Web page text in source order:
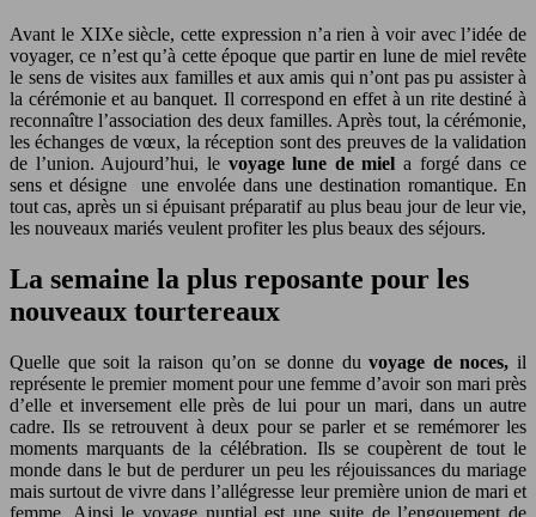
Avant le XIXe siècle, cette expression n’a rien à voir avec l’idée de
voyager, ce n’est qu’à cette époque que partir en lune de miel revête
le sens de visites aux familles et aux amis qui n’ont pas pu assister à
la cérémonie et au banquet. Il correspond en effet à un rite destiné à
reconnaître l’association des deux familles. Après tout, la cérémonie,
les échanges de vœux, la réception sont des preuves de la validation
de l’union. Aujourd’hui, le voyage lune de miel a forgé dans ce
sens et désigne une envolée dans une destination romantique. En
tout cas, après un si épuisant préparatif au plus beau jour de leur vie,
les nouveaux mariés veulent profiter les plus beaux des séjours.
La semaine la plus reposante pour les
nouveaux tourtereaux
Quelle que soit la raison qu’on se donne duvoyage de noces, il
représente le premier moment pour une femme d’avoir son mari près
d’elle et inversement elle près de lui pour un mari, dans un autre
cadre. Ils se retrouvent à deux pour se parler et se remémorer les
moments marquants de la célébration. Ils se coupèrent de tout le
monde dans le but de perdurer un peu les réjouissances du mariage
mais surtout de vivre dans l’allégresse leur première union de mari et
femme. Ainsi le voyage nuptial est une suite de l’engouement de